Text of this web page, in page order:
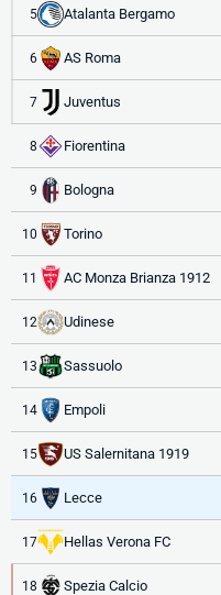
5 Atalanta Bergamo
6 AS Roma
7 Juventus
8 Fiorentina
9 Bologna
10 Torino
11 AC Monza Brianza 1912
12 Udinese
13 Sassuolo
14 Empoli
15 US Salernitana 1919
16 Lecce
17 Hellas Verona FC
18 Spezia Calcio